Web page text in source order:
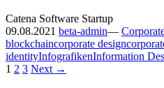
Catena Software Startup
09.08.2021 beta-admin—
blockchaincorporate design
identityInfografikenInformation
Posts
1 2 3 Next →